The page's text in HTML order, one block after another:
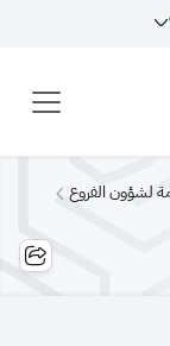
لشؤون الفروع